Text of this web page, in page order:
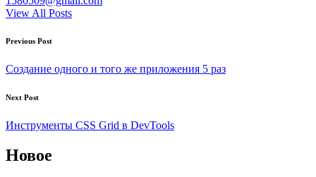
View All Posts
Post
navigation
Previous Post
Создание одного и того же приложения 5 раз
Next Post
Инструменты CSS Grid в DevTools
Новое